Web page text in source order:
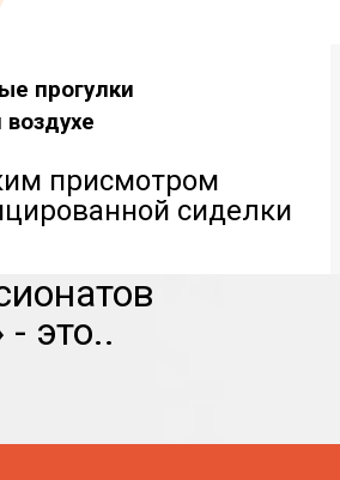
прогулки
присмотром
сиделки
это..